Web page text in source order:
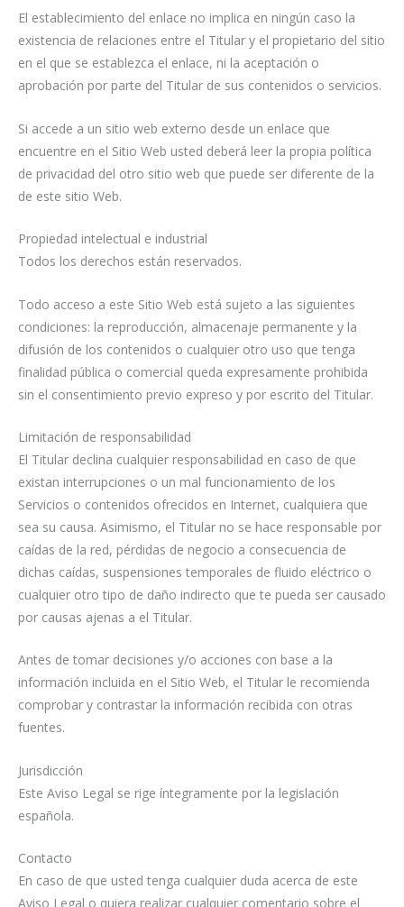
El establecimiento del enlace no implica en ningún caso la
existencia de relaciones entre el Titular y el propietario del sitio
en el que se establezca el enlace, ni la aceptación o
aprobación por parte del Titular de sus contenidos o servicios.
Si accede a un sitio web externo desde un enlace que
encuentre en el Sitio Web usted deberá leer la propia política
de privacidad del otro sitio web que puede ser diferente de la
de este sitio Web.
Propiedad intelectual e industrial
Todos los derechos están reservados.
Todo acceso a este Sitio Web está sujeto a las siguientes
condiciones: la reproducción, almacenaje permanente y la
difusión de los contenidos o cualquier otro uso que tenga
finalidad pública o comercial queda expresamente prohibida
sin el consentimiento previo expreso y por escrito del Titular.
Limitación de responsabilidad
El Titular declina cualquier responsabilidad en caso de que
existan interrupciones o un mal funcionamiento de los
Servicios o contenidos ofrecidos en Internet, cualquiera que
sea su causa. Asimismo, el Titular no se hace responsable por
caídas de la red, pérdidas de negocio a consecuencia de
dichas caídas, suspensiones temporales de fluido eléctrico o
cualquier otro tipo de daño indirecto que te pueda ser causado
por causas ajenas a el Titular.
Antes de tomar decisiones y/o acciones con base a la
información incluida en el Sitio Web, el Titular le recomienda
comprobar y contrastar la información recibida con otras
fuentes.
Jurisdicción
Este Aviso Legal se rige íntegramente por la legislación
española.
Contacto
En caso de que usted tenga cualquier duda acerca de este
Aviso Legal o quiera realizar cualquier comentario sobre el